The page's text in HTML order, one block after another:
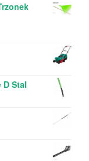
D Stal